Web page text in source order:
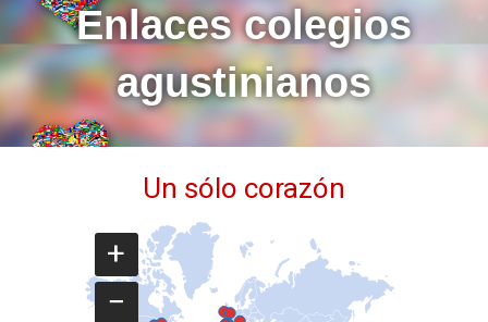
Enlaces colegios
agustinianos
Un sólo corazón
+
−